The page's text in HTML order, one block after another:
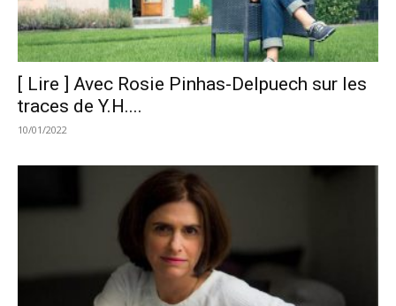
[ Lire ] Avec Rosie Pinhas-Delpuech sur les
traces de Y.H....
10/01/2022